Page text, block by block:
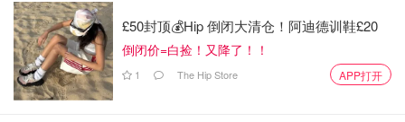
£50封顶💰Hip 倒闭大清仓！阿迪德训鞋£20
倒闭价=白捡！又降了！！
1 The Hip Store APP打开